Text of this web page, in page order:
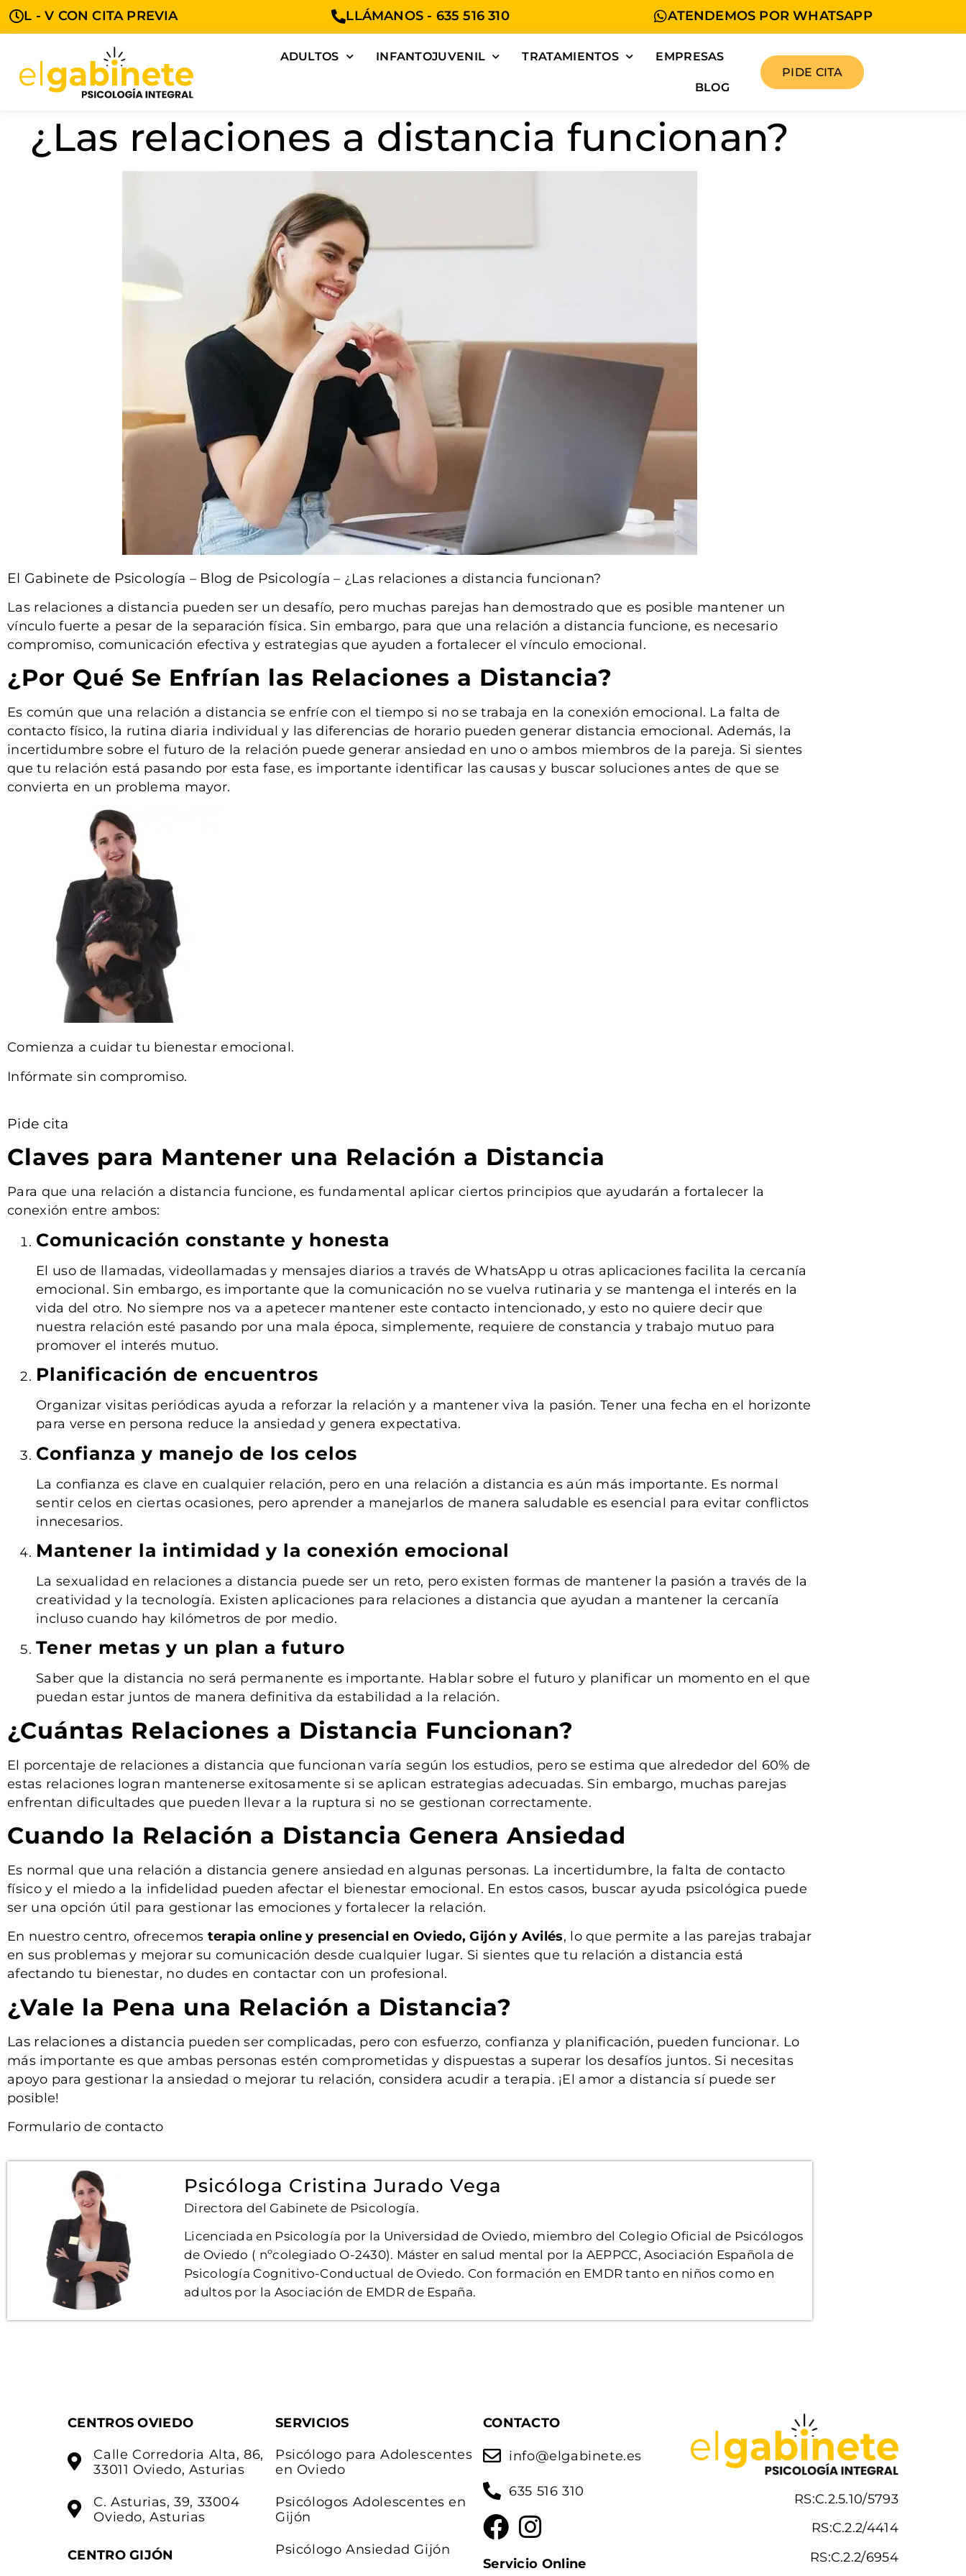
L - V CON CITA PREVIA LLÁMANOS - 635 516 310 ATENDEMOS POR WHATSAPP
ADULTOS INFANTOJUVENIL TRATAMIENTOS EMPRESAS
BLOG
PIDE CITA
¿Las relaciones a distancia funcionan?
El Gabinete de Psicología – Blog de Psicología – ¿Las relaciones a distancia funcionan?
Las relaciones a distancia pueden ser un desafío, pero muchas parejas han demostrado que es posible mantener un
vínculo fuerte a pesar de la separación física. Sin embargo, para que una relación a distancia funcione, es necesario
compromiso, comunicación efectiva y estrategias que ayuden a fortalecer el vínculo emocional.
¿Por Qué Se Enfrían las Relaciones a Distancia?
Es común que una relación a distancia se enfríe con el tiempo si no se trabaja en la conexión emocional. La falta de
contacto físico, la rutina diaria individual y las diferencias de horario pueden generar distancia emocional. Además, la
incertidumbre sobre el futuro de la relación puede generar ansiedad en uno o ambos miembros de la pareja. Si sientes
que tu relación está pasando por esta fase, es importante identificar las causas y buscar soluciones antes de que se
convierta en un problema mayor.
Comienza a cuidar tu bienestar emocional.
Infórmate sin compromiso.
Pide cita
Claves para Mantener una Relación a Distancia
Para que una relación a distancia funcione, es fundamental aplicar ciertos principios que ayudarán a fortalecer la
conexión entre ambos:
Comunicación constante y honesta
El uso de llamadas, videollamadas y mensajes diarios a través de WhatsApp u otras aplicaciones facilita la cercanía
emocional. Sin embargo, es importante que la comunicación no se vuelva rutinaria y se mantenga el interés en la
vida del otro. No siempre nos va a apetecer mantener este contacto intencionado, y esto no quiere decir que
nuestra relación esté pasando por una mala época, simplemente, requiere de constancia y trabajo mutuo para
promover el interés mutuo.
Planificación de encuentros
Organizar visitas periódicas ayuda a reforzar la relación y a mantener viva la pasión. Tener una fecha en el horizonte
para verse en persona reduce la ansiedad y genera expectativa.
Confianza y manejo de los celos
La confianza es clave en cualquier relación, pero en una relación a distancia es aún más importante. Es normal
sentir celos en ciertas ocasiones, pero aprender a manejarlos de manera saludable es esencial para evitar conflictos
innecesarios.
Mantener la intimidad y la conexión emocional
La sexualidad en relaciones a distancia puede ser un reto, pero existen formas de mantener la pasión a través de la
creatividad y la tecnología. Existen aplicaciones para relaciones a distancia que ayudan a mantener la cercanía
incluso cuando hay kilómetros de por medio.
Tener metas y un plan a futuro
Saber que la distancia no será permanente es importante. Hablar sobre el futuro y planificar un momento en el que
puedan estar juntos de manera definitiva da estabilidad a la relación.
¿Cuántas Relaciones a Distancia Funcionan?
El porcentaje de relaciones a distancia que funcionan varía según los estudios, pero se estima que alrededor del 60% de
estas relaciones logran mantenerse exitosamente si se aplican estrategias adecuadas. Sin embargo, muchas parejas
enfrentan dificultades que pueden llevar a la ruptura si no se gestionan correctamente.
Cuando la Relación a Distancia Genera Ansiedad
Es normal que una relación a distancia genere ansiedad en algunas personas. La incertidumbre, la falta de contacto
físico y el miedo a la infidelidad pueden afectar el bienestar emocional. En estos casos, buscar ayuda psicológica puede
ser una opción útil para gestionar las emociones y fortalecer la relación.
En nuestro centro, ofrecemos terapia online y presencial en Oviedo, Gijón y Avilés, lo que permite a las parejas trabajar
en sus problemas y mejorar su comunicación desde cualquier lugar. Si sientes que tu relación a distancia está
afectando tu bienestar, no dudes en contactar con un profesional.
¿Vale la Pena una Relación a Distancia?
Las relaciones a distancia pueden ser complicadas, pero con esfuerzo, confianza y planificación, pueden funcionar. Lo
más importante es que ambas personas estén comprometidas y dispuestas a superar los desafíos juntos. Si necesitas
apoyo para gestionar la ansiedad o mejorar tu relación, considera acudir a terapia. ¡El amor a distancia sí puede ser
posible!
Formulario de contacto
Psicóloga Cristina Jurado Vega
Directora del Gabinete de Psicología.
Licenciada en Psicología por la Universidad de Oviedo, miembro del Colegio Oficial de Psicólogos
de Oviedo ( nºcolegiado O-2430). Máster en salud mental por la AEPPCC, Asociación Española de
Psicología Cognitivo-Conductual de Oviedo. Con formación en EMDR tanto en niños como en
adultos por la Asociación de EMDR de España.
CENTROS OVIEDO
Calle Corredoria Alta, 86,
33011 Oviedo, Asturias
C. Asturias, 39, 33004
Oviedo, Asturias
CENTRO GIJÓN
SERVICIOS
Psicólogo para Adolescentes
en Oviedo
Psicólogos Adolescentes en
Gijón
Psicólogo Ansiedad Gijón
CONTACTO
info@elgabinete.es
635 516 310
Servicio Online
RS:C.2.5.10/5793
RS:C.2.2/4414
RS:C.2.2/6954